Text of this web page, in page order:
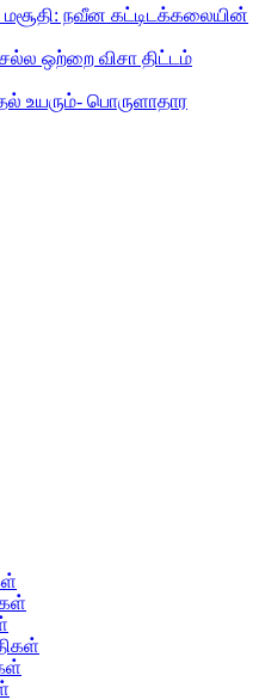
நவீன கட்டிடக்கலையின்
ஒற்றை விசா திட்டம்
உயரும்- பொருளாதார